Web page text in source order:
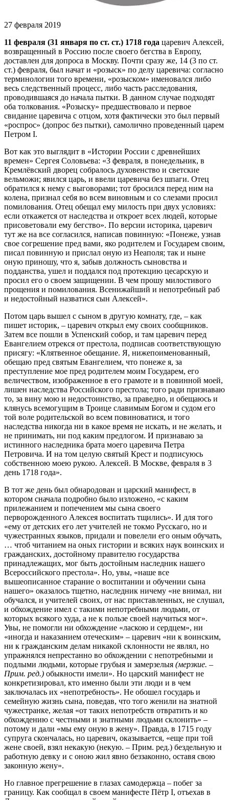
27 февраля 2019
11 февраля (31 января по ст. ст.) 1718 года царевич Алексей,
возвращенный в Россию после своего бегства в Европу,
доставлен для допроса в Москву. Почти сразу же, 14 (3 по ст.
ст.) февраля, был начат и «розыск» по делу царевича: согласно
терминологии того времени, «розыском» именовался либо
весь следственный процесс, либо часть расследования,
проводившаяся до начала пытки. В данном случае подходят
оба толкования. «Розыску» предшествовало и первое
свидание царевича с отцом, хотя фактически это был первый
«роспрос» (допрос без пытки), самолично проведенный царем
Петром I.
Вот как это выглядит в «Истории России с древнейших
времен» Сергея Соловьева: «3 февраля, в понедельник, в
Кремлёвский дворец собралось духовенство и светские
вельможи; явился царь, и ввели царевича без шпаги. Отец
обратился к нему с выговорами; тот бросился перед ним на
колена, признал себя во всем виновным и со слезами просил
помилования. Отец обещал ему милость при двух условиях:
если откажется от наследства и откроет всех людей, которые
присоветовали ему бегство». По версии историка, царевич
тут же на все согласился, написав повинную: «Понеже, узнав
свое согрешение пред вами, яко родителем и Государем своим,
писал повинную и прислал оную из Неаполя; так и ныне
оную приношу, что я, забыв должность сыновства и
подданства, ушел и поддался под протекцию цесарскую и
просил его о своем защищении. В чем прошу милостивого
прощения и помилования. Всенижайший и непотребный раб
и недостойный назватися сын Алексей».
Потом царь вышел с сыном в другую комнату, где, – как
пишет историк, – царевич открыл ему своих сообщников.
Затем все пошли в Успенский собор, и там царевич перед
Евангелием отрекся от престола, подписав соответствующую
присягу: «Клятвенное обещание. Я, нижепоименованный,
обещаю пред святым Евангелием, что понеже я, за
преступление мое пред родителем моим Государем, его
величеством, изображенное в его грамоте и в повинной моей,
лишен наследства Российского престола; того ради признаваю
то, за вину мою и недостоинство, за праведно, и обещаюсь и
клянусь всемогущим в Троице славимым Богом и судом его
той воле родительской во всем повиноватися, и того
наследства никогда ни в какое время не искать, и не желать, и
не принимать, ни под каким предлогом. И признаваю за
истинного наследника брата моего царевича Петра
Петровича. И на том целую святый Крест и подписуюсь
собственною моею рукою. Алексей. В Москве, февраля в 3
день 1718 года».
В тот же день был обнародован и царский манифест, в
котором сначала подробно было изложено, «с каким
прилежанием и попечением мы сына своего
перворожденного Алексея воспитать тщились». И для того
«ему от детских его лет учителей не токмо Русскаго, но и
чужестранных языков, придали и повелели его оным обучать,
… чтоб читанием на оных гистории и всяких наук воинских и
гражданских, достойному правителю государства
принадлежащих, мог быть достойным наследник нашего
Всероссийского престола». Но, увы, «наше все
вышеописанное старание о воспитании и обучении сына
нашего» оказалось тщетно, наследник ничему «не внимал, ни
обучался, и учителей своих, от нас приставленных, не слушал,
и обхождение имел с такими непотребными людьми, от
которых всякого худа, а не к пользе своей научиться мог».
Увы, не помогли ни обхождение «ласкою и сердцем», ни
«иногда и наказанием отеческим» – царевич «ни к воинским,
ни к гражданским делам никакой склонности не являл, но
упражнялся непрестанно во обхождении с непотребными и
подлыми людьми, которые грубыя и замерзелыя (мерзкие. –
Прим. ред.) обыкности имели». Но царский манифест не
конкретизировал, кто именно были эти люди и в чем
заключалась их «непотребность». Не обошел государь и
семейную жизнь сына, поведав, что того женили на знатной
чужестранке, желая «от таких непотребств отвратить и ко
обхождению с честными и знатными людьми склонить» –
потому и дали «мы ему оную в жену». Правда, в 1715 году
супруга скончалась, но царевич, оказывается, «еще при той
жене своей, взял некакую (некую. – Прим. ред.) бездельную и
работную девку и с оною жил явно беззаконно, оставя свою
законную жену».
Но главное прегрешение в глазах самодержца – побег за
границу. Как сообщал в своем манифесте Пётр I, отъехав в